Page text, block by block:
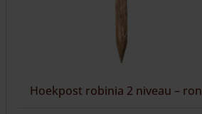
Hoekpost robinia 2 niveau –